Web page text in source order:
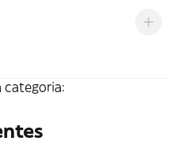
categoria: